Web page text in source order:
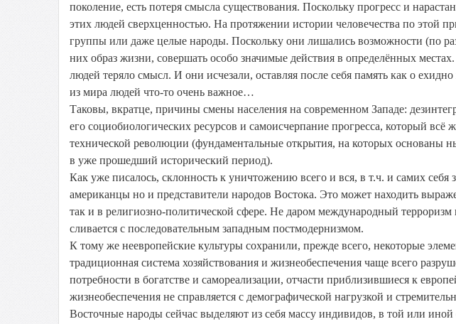
поколение, есть потеря смысла существования. Поскольку прогресс и
этих людей сверхценностью. На протяжении истории человечества по этой
группы или даже целые народы. Поскольку они лишались возможности (по
них образ жизни, совершать особо значимые действия в определённых
людей теряло смысл. И они исчезали, оставляя после себя память как о
из мира людей что-то очень важное…
Таковы, вкратце, причины смены населения на современном Западе:
его социобиологических ресурсов и самоисчерпание прогресса, который всё
технической революции (фундаментальные открытия, на которых основаны
в уже прошедший исторический период).
Как уже писалось, склонность к уничтожению всего и вся, в т.ч. и самих себя
американцы но и представители народов Востока. Это может находить
так и в религиозно-политической сфере. Не даром международный
сливается с последовательным западным постмодернизмом.
К тому же неевропейские культуры сохранили, прежде всего, некоторые
традиционная система хозяйствования и жизнеобеспечения чаще всего
потребности в богатстве и самореализации, отчасти приблизившиеся к
жизнеобеспечения не справляется с демографической нагрузкой и
Восточные народы сейчас выделяют из себя массу индивидов, в той или